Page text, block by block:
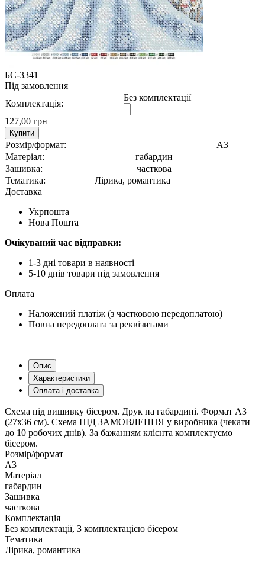
БС-3341
Під замовлення
Комплектація:
Без комплектації
127,00 грн
Купити
Розмір/формат:
А3
Матеріал:
габардин
Зашивка:
часткова
Тематика:
Лірика, романтика
Доставка
Укрпошта
Нова Пошта
Очікуваний час відправки:
1-3 дні товари в наявності
5-10 днів товари під замовлення
Оплата
Наложений платіж (з частковою передоплатою)
Повна передоплата за реквізитами
Опис
Характеристики
Оплата і доставка
Схема під вишивку бісером. Друк на габардині. Формат А3
(27х36 см). Схема ПІД ЗАМОВЛЕННЯ у виробника (чекати
до 10 робочих днів). За бажанням клієнта комплектуємо
бісером.
Розмір/формат
А3
Матеріал
габардин
Зашивка
часткова
Комплектація
Без комплектації, З комплектацією бісером
Тематика
Лірика, романтика